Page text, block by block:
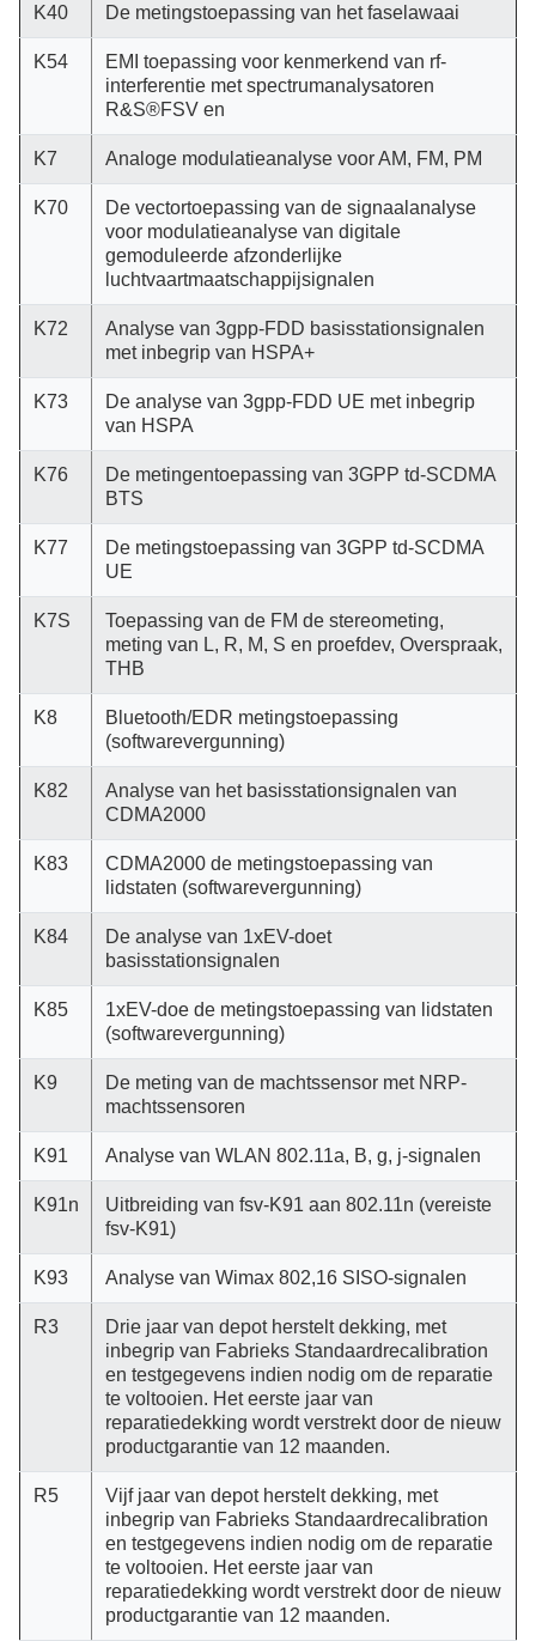
K40 De metingstoepassing van het faselawaai
K54
EMI toepassing voor kenmerkend van rf-
interferentie met spectrumanalysatoren
R&S®FSV en
K7 Analoge modulatieanalyse voor AM, FM, PM
K70
De vectortoepassing van de signaalanalyse
voor modulatieanalyse van digitale
gemoduleerde afzonderlijke
luchtvaartmaatschappijsignalen
K72
Analyse van 3gpp-FDD basisstationsignalen
met inbegrip van HSPA+
K73
De analyse van 3gpp-FDD UE met inbegrip
van HSPA
K76
De metingentoepassing van 3GPP td-SCDMA
BTS
K77
De metingstoepassing van 3GPP td-SCDMA
UE
K7S
Toepassing van de FM de stereometing,
meting van L, R, M, S en proefdev, Overspraak,
THB
K8
Bluetooth/EDR metingstoepassing
(softwarevergunning)
K82
Analyse van het basisstationsignalen van
CDMA2000
K83
CDMA2000 de metingstoepassing van
lidstaten (softwarevergunning)
K84
De analyse van 1xEV-doet
basisstationsignalen
K85
1xEV-doe de metingstoepassing van lidstaten
(softwarevergunning)
K9
De meting van de machtssensor met NRP-
machtssensoren
K91 Analyse van WLAN 802.11a, B, g, j-signalen
K91n
Uitbreiding van fsv-K91 aan 802.11n (vereiste
fsv-K91)
K93 Analyse van Wimax 802,16 SISO-signalen
R3
Drie jaar van depot herstelt dekking, met
inbegrip van Fabrieks Standaardrecalibration
en testgegevens indien nodig om de reparatie
te voltooien. Het eerste jaar van
reparatiedekking wordt verstrekt door de nieuw
productgarantie van 12 maanden.
R5
Vijf jaar van depot herstelt dekking, met
inbegrip van Fabrieks Standaardrecalibration
en testgegevens indien nodig om de reparatie
te voltooien. Het eerste jaar van
reparatiedekking wordt verstrekt door de nieuw
productgarantie van 12 maanden.